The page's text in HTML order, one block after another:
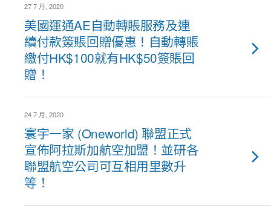
27 7 月, 2020
美國運通AE自動轉賬服務及連
續付款簽賬回贈優惠！自動轉賬
繳付HK$100就有HK$50簽賬回
贈！
24 7 月, 2020
寰宇一家 (Oneworld) 聯盟正式
宣佈阿拉斯加航空加盟！並研各
聯盟航空公司可互相用里數升
等！